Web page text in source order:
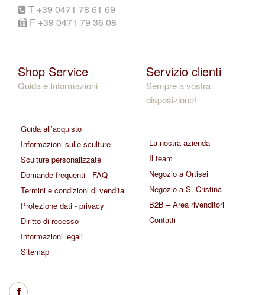
T +39 0471 78 61 69
F +39 0471 79 36 08
Shop Service
Guida e Informazioni
Guida all’acquisto
Informazioni sulle sculture
Sculture personalizzate
Domande frequenti - FAQ
Termini e condizioni di vendita
Protezione dati - privacy
Diritto di recesso
Informazioni legali
Sitemap
Servizio clienti
Sempre a vostra
disposizione!
La nostra azienda
Il team
Negozio a Ortisei
Negozio a S. Cristina
B2B – Area rivenditori
Contatti